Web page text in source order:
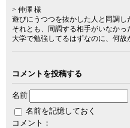
> 仲澤 様
遊びにうつつを抜かした人と同調し
それとも、同調する相手がいなかっ
大学で勉強してるはずなのに、何故
コメントを投稿する
名前
名前を記憶しておく
コメント：